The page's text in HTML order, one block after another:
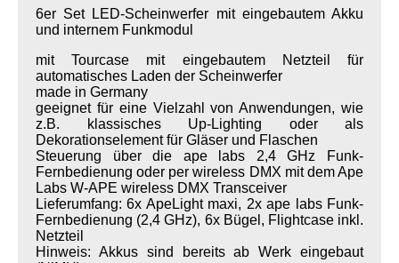
6er Set LED-Scheinwerfer mit eingebautem Akku
und internem Funkmodul
mit Tourcase mit eingebautem Netzteil für
automatisches Laden der Scheinwerfer
made in Germany
geeignet für eine Vielzahl von Anwendungen, wie
z.B. klassisches Up-Lighting oder als
Dekorationselement für Gläser und Flaschen
Steuerung über die ape labs 2,4 GHz Funk-
Fernbedienung oder per wireless DMX mit dem Ape
Labs W-APE wireless DMX Transceiver
Lieferumfang: 6x ApeLight maxi, 2x ape labs Funk-
Fernbedienung (2,4 GHz), 6x Bügel, Flightcase inkl.
Netzteil
Hinweis: Akkus sind bereits ab Werk eingebaut